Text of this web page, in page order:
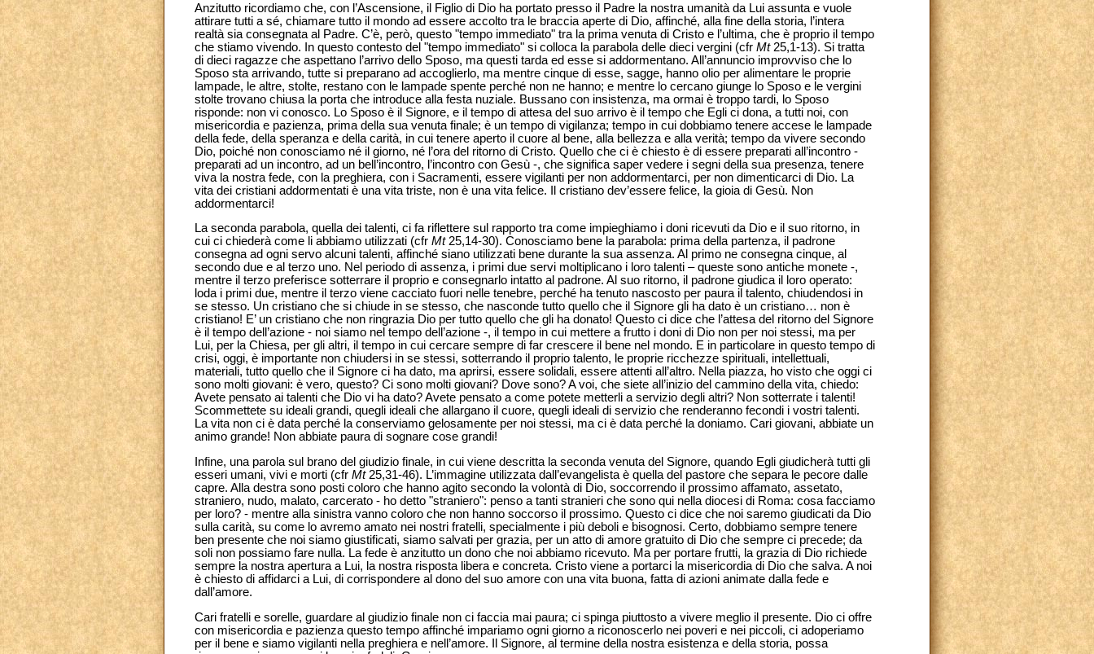
Anzitutto ricordiamo che, con l’Ascensione, il Figlio di Dio ha portato presso il Padre la nostra umanità da Lui assunta e vuole
attirare tutti a sé, chiamare tutto il mondo ad essere accolto tra le braccia aperte di Dio, affinché, alla fine della storia, l’intera
realtà sia consegnata al Padre. C’è, però, questo "tempo immediato" tra la prima venuta di Cristo e l’ultima, che è proprio il tempo
che stiamo vivendo. In questo contesto del "tempo immediato" si colloca la parabola delle dieci vergini (cfr Mt 25,1-13). Si tratta
di dieci ragazze che aspettano l’arrivo dello Sposo, ma questi tarda ed esse si addormentano. All’annuncio improvviso che lo
Sposo sta arrivando, tutte si preparano ad accoglierlo, ma mentre cinque di esse, sagge, hanno olio per alimentare le proprie
lampade, le altre, stolte, restano con le lampade spente perché non ne hanno; e mentre lo cercano giunge lo Sposo e le vergini
stolte trovano chiusa la porta che introduce alla festa nuziale. Bussano con insistenza, ma ormai è troppo tardi, lo Sposo
risponde: non vi conosco. Lo Sposo è il Signore, e il tempo di attesa del suo arrivo è il tempo che Egli ci dona, a tutti noi, con
misericordia e pazienza, prima della sua venuta finale; è un tempo di vigilanza; tempo in cui dobbiamo tenere accese le lampade
della fede, della speranza e della carità, in cui tenere aperto il cuore al bene, alla bellezza e alla verità; tempo da vivere secondo
Dio, poiché non conosciamo né il giorno, né l’ora del ritorno di Cristo. Quello che ci è chiesto è di essere preparati all’incontro -
preparati ad un incontro, ad un bell’incontro, l’incontro con Gesù -, che significa saper vedere i segni della sua presenza, tenere
viva la nostra fede, con la preghiera, con i Sacramenti, essere vigilanti per non addormentarci, per non dimenticarci di Dio. La
vita dei cristiani addormentati è una vita triste, non è una vita felice. Il cristiano dev’essere felice, la gioia di Gesù. Non
addormentarci!
La seconda parabola, quella dei talenti, ci fa riflettere sul rapporto tra come impieghiamo i doni ricevuti da Dio e il suo ritorno, in
cui ci chiederà come li abbiamo utilizzati (cfr Mt25,14-30). Conosciamo bene la parabola: prima della partenza, il padrone
consegna ad ogni servo alcuni talenti, affinché siano utilizzati bene durante la sua assenza. Al primo ne consegna cinque, al
secondo due e al terzo uno. Nel periodo di assenza, i primi due servi moltiplicano i loro talenti – queste sono antiche monete -,
mentre il terzo preferisce sotterrare il proprio e consegnarlo intatto al padrone. Al suo ritorno, il padrone giudica il loro operato:
loda i primi due, mentre il terzo viene cacciato fuori nelle tenebre, perché ha tenuto nascosto per paura il talento, chiudendosi in
se stesso. Un cristiano che si chiude in se stesso, che nasconde tutto quello che il Signore gli ha dato è un cristiano… non è
cristiano! E’ un cristiano che non ringrazia Dio per tutto quello che gli ha donato! Questo ci dice che l’attesa del ritorno del Signore
è il tempo dell’azione - noi siamo nel tempo dell’azione -, il tempo in cui mettere a frutto i doni di Dio non per noi stessi, ma per
Lui, per la Chiesa, per gli altri, il tempo in cui cercare sempre di far crescere il bene nel mondo. E in particolare in questo tempo di
crisi, oggi, è importante non chiudersi in se stessi, sotterrando il proprio talento, le proprie ricchezze spirituali, intellettuali,
materiali, tutto quello che il Signore ci ha dato, ma aprirsi, essere solidali, essere attenti all’altro. Nella piazza, ho visto che oggi ci
sono molti giovani: è vero, questo? Ci sono molti giovani? Dove sono? A voi, che siete all’inizio del cammino della vita, chiedo:
Avete pensato ai talenti che Dio vi ha dato? Avete pensato a come potete metterli a servizio degli altri? Non sotterrate i talenti!
Scommettete su ideali grandi, quegli ideali che allargano il cuore, quegli ideali di servizio che renderanno fecondi i vostri talenti.
La vita non ci è data perché la conserviamo gelosamente per noi stessi, ma ci è data perché la doniamo. Cari giovani, abbiate un
animo grande! Non abbiate paura di sognare cose grandi!
Infine, una parola sul brano del giudizio finale, in cui viene descritta la seconda venuta del Signore, quando Egli giudicherà tutti gli
esseri umani, vivi e morti (cfr Mt 25,31-46). L’immagine utilizzata dall’evangelista è quella del pastore che separa le pecore dalle
capre. Alla destra sono posti coloro che hanno agito secondo la volontà di Dio, soccorrendo il prossimo affamato, assetato,
straniero, nudo, malato, carcerato - ho detto "straniero": penso a tanti stranieri che sono qui nella diocesi di Roma: cosa facciamo
per loro? - mentre alla sinistra vanno coloro che non hanno soccorso il prossimo. Questo ci dice che noi saremo giudicati da Dio
sulla carità, su come lo avremo amato nei nostri fratelli, specialmente i più deboli e bisognosi. Certo, dobbiamo sempre tenere
ben presente che noi siamo giustificati, siamo salvati per grazia, per un atto di amore gratuito di Dio che sempre ci precede; da
soli non possiamo fare nulla. La fede è anzitutto un dono che noi abbiamo ricevuto. Ma per portare frutti, la grazia di Dio richiede
sempre la nostra apertura a Lui, la nostra risposta libera e concreta. Cristo viene a portarci la misericordia di Dio che salva. A noi
è chiesto di affidarci a Lui, di corrispondere al dono del suo amore con una vita buona, fatta di azioni animate dalla fede e
dall’amore.
Cari fratelli e sorelle, guardare al giudizio finale non ci faccia mai paura; ci spinga piuttosto a vivere meglio il presente. Dio ci offre
con misericordia e pazienza questo tempo affinché impariamo ogni giorno a riconoscerlo nei poveri e nei piccoli, ci adoperiamo
per il bene e siamo vigilanti nella preghiera e nell’amore. Il Signore, al termine della nostra esistenza e della storia, possa